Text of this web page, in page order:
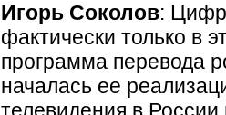
Игорь Соколов:
фактически только в
программа перевода
началась ее